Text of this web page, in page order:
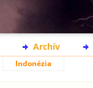
Archív
Indonézia